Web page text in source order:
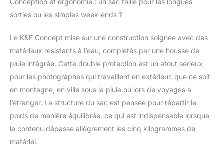
photo DSLR/SLR.
élastique, poches
latérales, poche
Étiquette de suivi et
compartiment pour
pour un rangement
multifonctionnel des
accessoires.
Rangement
sorties ou les simples week-ends ?
Le K&F Concept mise sur une construction soignée avec des
matériaux résistants à l’eau, complétés par une housse de
pluie intégrée. Cette double protection est un atout sérieux
pour les photographes qui travaillent en extérieur, que ce soit
en montagne, en ville sous la pluie ou lors de voyages à
l’étranger. La structure du sac est pensée pour répartir le
poids de manière équilibrée, ce qui est indispensable lorsque
le contenu dépasse allègrement les cinq kilogrammes de
matériel.